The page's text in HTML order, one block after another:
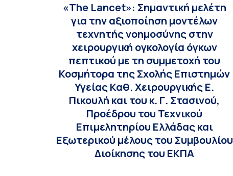
«The Lancet»: Σημαντική μελέτη
για την αξιοποίηση μοντέλων
τεχνητής νοημοσύνης στην
χειρουργική ογκολογία όγκων
πεπτικού με τη συμμετοχή του
Κοσμήτορα της Σχολής Επιστημών
Υγείας Καθ. Χειρουργικής Ε.
Πικουλή και του κ. Γ. Στασινού,
Προέδρου του Τεχνικού
Επιμελητηρίου Ελλάδας και
Εξωτερικού μέλους του Συμβουλίου
Διοίκησης του ΕΚΠΑ